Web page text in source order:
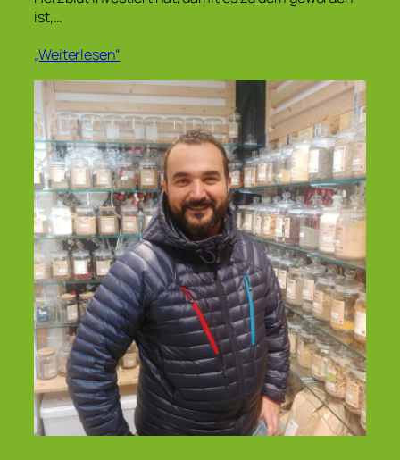
ist,…
„Weiterlesen“